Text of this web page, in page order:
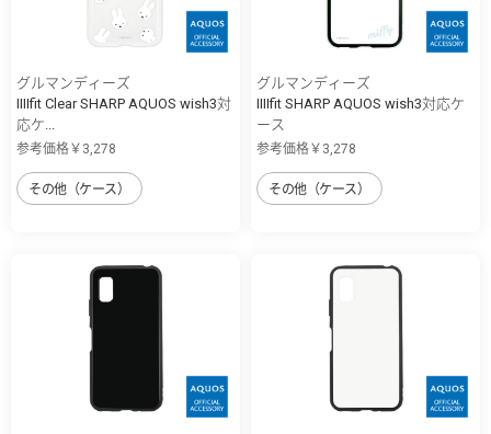
グルマンディーズ
IIIIfit Clear SHARP AQUOS wish3対
応ケ...
参考価格￥3,278
その他（ケース）
グルマンディーズ
IIIIfit SHARP AQUOS wish3対応ケ
ース
参考価格￥3,278
その他（ケース）